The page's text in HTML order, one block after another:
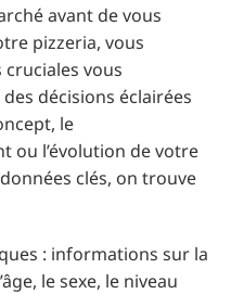
avant de vous
pizzeria, vous
vous
décisions éclairées
le
ou l’évolution de votre
clés, on trouve
: informations sur la
le sexe, le niveau